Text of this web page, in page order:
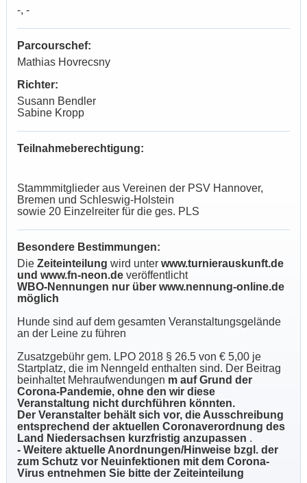
-, -
Parcourschef:
Mathias Hovrecsny
Richter:
Susann Bendler
Sabine Kropp
Teilnahmeberechtigung:
Stammmitglieder aus Vereinen der PSV Hannover,
Bremen und Schleswig-Holstein
sowie 20 Einzelreiter für die ges. PLS
Besondere Bestimmungen:
Die Zeiteinteilung wird unter www.turnierauskunft.de
und www.fn-neon.de veröffentlicht
WBO-Nennungen nur über www.nennung-online.de
möglich
Hunde sind auf dem gesamten Veranstaltungsgelände
an der Leine zu führen
Zusatzgebühr gem. LPO 2018 § 26.5 von € 5,00 je
Startplatz, die im Nenngeld enthalten sind. Der Beitrag
beinhaltet Mehraufwendungen m auf Grund der
Corona-Pandemie, ohne den wir diese
Veranstaltung nicht durchführen könnten.
Der Veranstalter behält sich vor, die Ausschreibung
entsprechend der aktuellen Coronaverordnung des
Land Niedersachsen kurzfristig anzupassen .
- Weitere aktuelle Anordnungen/Hinweise bzgl. der
zum Schutz vor Neuinfektionen mit dem Corona-
Virus entnehmen Sie bitte der Zeiteinteilung